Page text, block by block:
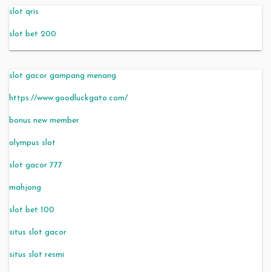
slot qris
slot bet 200
slot gacor gampang menang
https://www.goodluckgato.com/
bonus new member
olympus slot
slot gacor 777
mahjong
slot bet 100
situs slot gacor
situs slot resmi